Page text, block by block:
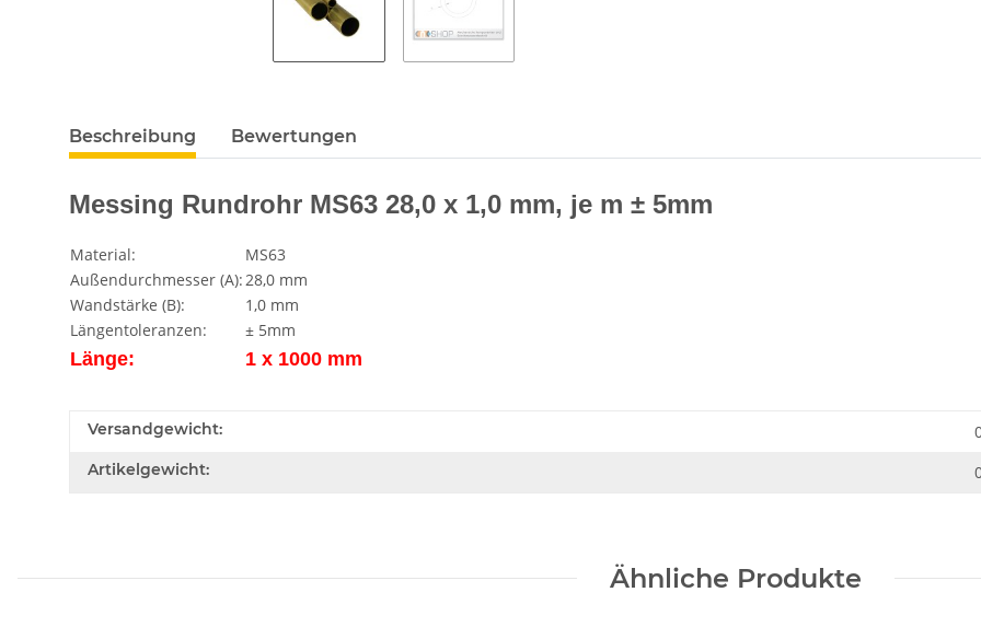
Beschreibung Bewertungen
Messing Rundrohr MS63 28,0 x 1,0 mm, je m ± 5mm
Material:
MS63
Außendurchmesser (A): 28,0 mm
Wandstärke (B):
1,0 mm
Längentoleranzen:
± 5mm
Länge: 1 x 1000 mm
Versandgewicht:
Artikelgewicht:
Ähnliche Produkte